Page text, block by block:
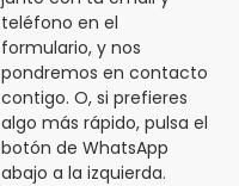
teléfono en el
formulario, y nos
pondremos en contacto
contigo. O, si prefieres
algo más rápido, pulsa el
botón de WhatsApp
abajo a la izquierda.